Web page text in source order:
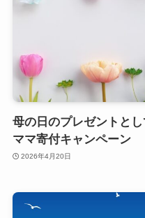
母の日のプレゼントと
ママ寄付キャンペーン
2026年4月20日